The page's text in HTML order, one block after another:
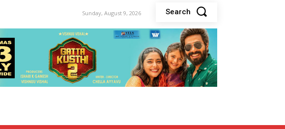
Sunday, August 9, 2026 Search